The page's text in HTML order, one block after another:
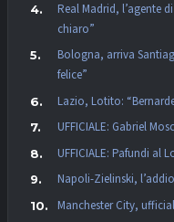
Real Madrid, l’agente
chiaro”
Bologna, arriva
felice”
Lazio, Lotito:
UFFICIALE: Gabriel
UFFICIALE: Pafundi al
Napoli-Zielinski,
Manchester City,